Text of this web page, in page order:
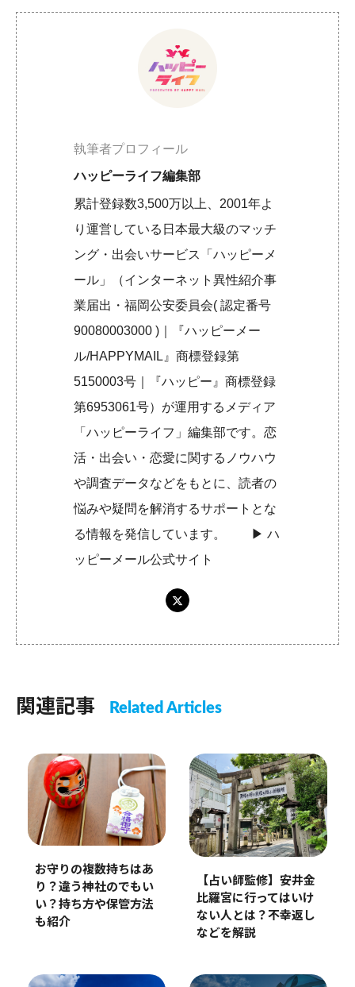
執筆者プロフィール
ハッピーライフ編集部
累計登録数3,500万以上、2001年よ
り運営している日本最大級のマッチ
ング・出会いサービス「ハッピーメ
ール」（インターネット異性紹介事
業届出・福岡公安委員会( 認定番号
90080003000 )｜『ハッピーメー
ル/HAPPYMAIL』商標登録第
5150003号｜『ハッピー』商標登録
第6953061号）が運用するメディア
「ハッピーライフ」編集部です。恋
活・出会い・恋愛に関するノウハウ
や調査データなどをもとに、読者の
悩みや疑問を解消するサポートとな
る情報を発信しています。 ▶︎ハ
ッピーメール公式サイト
関連記事 Related Articles
お守りの複数持ちはあ
り？違う神社のでもい
い？持ち方や保管方法
も紹介
【占い師監修】安井金
比羅宮に行ってはいけ
ない人とは？不幸返し
などを解説